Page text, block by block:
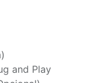
and Play